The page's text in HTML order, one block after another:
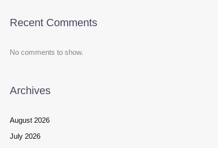
Recent Comments
No comments to show.
Archives
August 2026
July 2026